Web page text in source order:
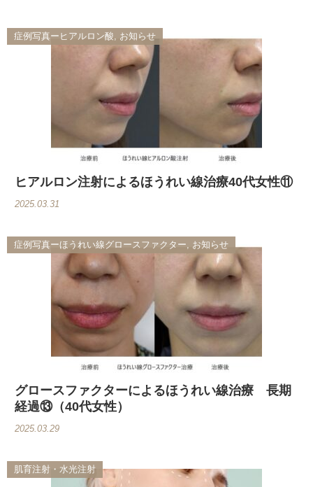
症例写真ーヒアルロン酸, お知らせ
ヒアルロン注射によるほうれい線治療40代女性⑪
2025.03.31
症例写真ーほうれい線グロースファクター, お知らせ
グロースファクターによるほうれい線治療 長期
経過⑬（40代女性）
2025.03.29
肌育注射・水光注射